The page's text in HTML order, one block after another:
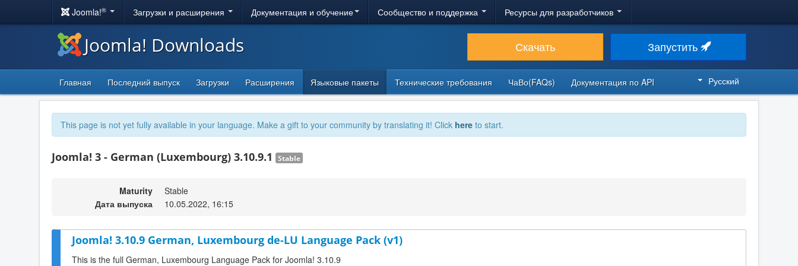
Joomla!® Загрузки и расширения Документация и обучение Сообщество и поддержка Ресурсы для разработчиков
Joomla! Downloads Скачать Запустить
Главная Последний выпуск Загрузки Расширения Языковые пакеты Технические требования ЧаВо(FAQs) Документация по API Русский
This page is not yet fully available in your language. Make a gift to your community by translating it! Click here to start.
Joomla! 3 - German (Luxembourg) 3.10.9.1 Stable
Maturity
Stable
Дата выпуска
10.05.2022, 16:15
Joomla! 3.10.9 German, Luxembourg de-LU Language Pack (v1)
This is the full German, Luxembourg Language Pack for Joomla! 3.10.9